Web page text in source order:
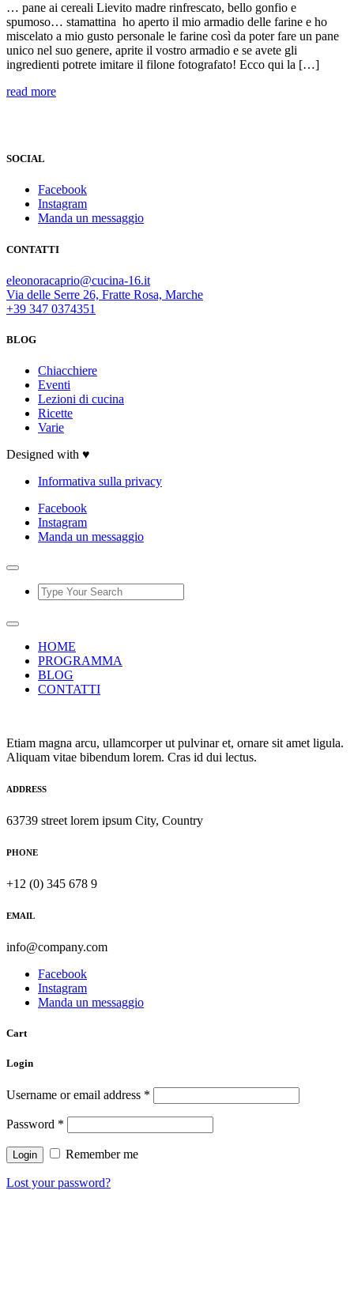
… pane ai cereali Lievito madre rinfrescato, bello gonfio e
spumoso… stamattina ho aperto il mio armadio delle farine e ho
miscelato a mio gusto personale le farine così da poter fare un pane
unico nel suo genere, aprite il vostro armadio e se avete gli
ingredienti potrete imitare il filone fotografato! Ecco qui la […]
read more
SOCIAL
Facebook
Instagram
Manda un messaggio
CONTATTI
eleonoracaprio@cucina-16.it
Via delle Serre 26, Fratte Rosa, Marche
+39 347 0374351
BLOG
Chiacchiere
Eventi
Lezioni di cucina
Ricette
Varie
Designed with ♥
Informativa sulla privacy
Facebook
Instagram
Manda un messaggio
HOME
PROGRAMMA
BLOG
CONTATTI
Etiam magna arcu, ullamcorper ut pulvinar et, ornare sit amet ligula.
Aliquam vitae bibendum lorem. Cras id dui lectus.
ADDRESS
63739 street lorem ipsum City, Country
PHONE
+12 (0) 345 678 9
EMAIL
info@company.com
Facebook
Instagram
Manda un messaggio
Cart
Login
Username or email address *
Password *
Remember me
Lost your password?